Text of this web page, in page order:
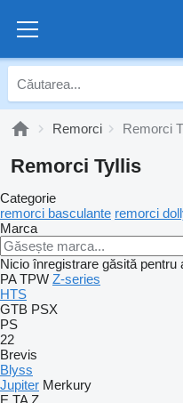
Remorci Remorci
Remorci Tyllis
Categorie
remorci basculante remorci
Marca
Nicio înregistrare găsită pentru
PA TPW Z-series
HTS
GTB PSX
PS
22
Brevis
Blyss
Jupiter Merkury
E TA Z